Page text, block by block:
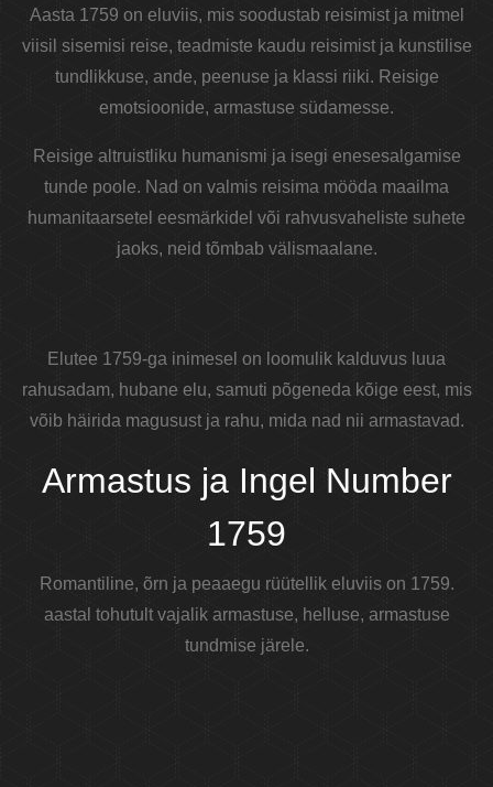
Aasta 1759 on eluviis, mis soodustab reisimist ja mitmel
viisil sisemisi reise, teadmiste kaudu reisimist ja kunstilise
tundlikkuse, ande, peenuse ja klassi riiki. Reisige
emotsioonide, armastuse südamesse.
Reisige altruistliku humanismi ja isegi enesesalgamise
tunde poole. Nad on valmis reisima mööda maailma
humanitaarsetel eesmärkidel või rahvusvaheliste suhete
jaoks, neid tõmbab välismaalane.
Elutee 1759-ga inimesel on loomulik kalduvus luua
rahusadam, hubane elu, samuti põgeneda kõige eest, mis
võib häirida magusust ja rahu, mida nad nii armastavad.
Armastus ja Ingel Number
1759
Romantiline, õrn ja peaaegu rüütellik eluviis on 1759.
aastal tohutult vajalik armastuse, helluse, armastuse
tundmise järele.